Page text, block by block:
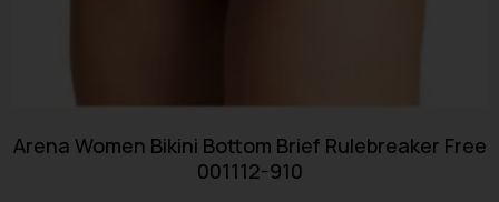
Arena Women Bikini Bottom Brief Rulebreaker Free
001112-910